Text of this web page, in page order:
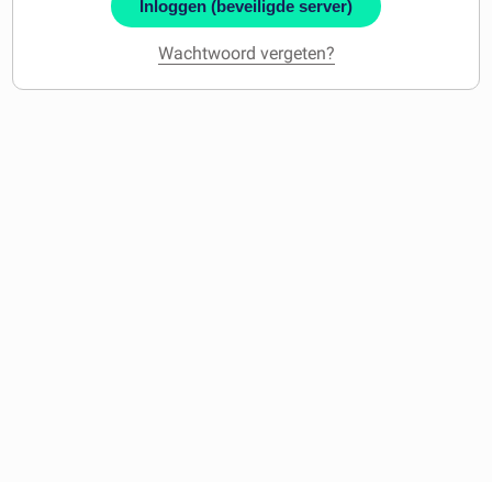
Inloggen (beveiligde server)
Wachtwoord vergeten?